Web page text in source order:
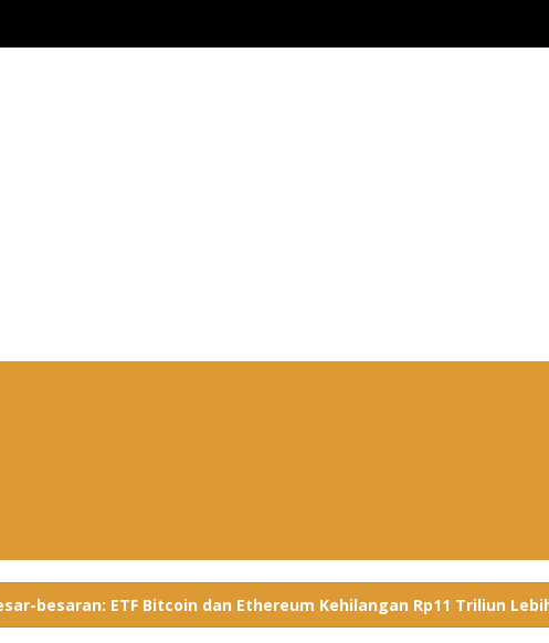
besaran: ETF Bitcoin dan Ethereum Kehilangan Rp11 Triliun